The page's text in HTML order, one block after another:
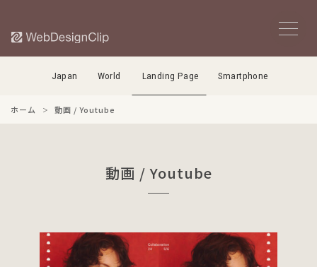
Japan World Landing Page Smartphone
ホーム 動画 / Youtube
動画 / Youtube